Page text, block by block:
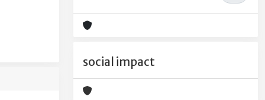
social impact